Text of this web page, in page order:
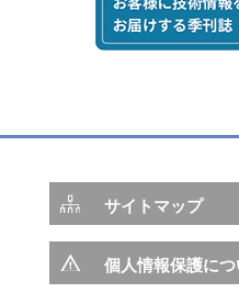
2018年01月01日
造船業務のフロントローデ
2016年07月01日
SEA JAPAN 2016 出展報告
サイトマップ
個人情報保護につ